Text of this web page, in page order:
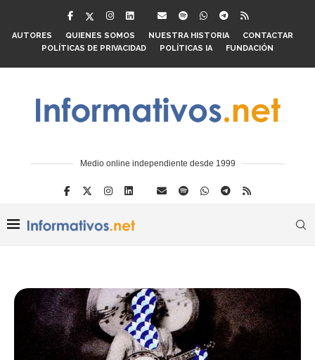
AUTORES QUIENES SOMOS NUESTRA HISTORIA
CONTACTAR
POLÍTICAS DE PRIVACIDAD
POLÍTICAS IA FUNDACIÓN
Medio online independiente desde 1999